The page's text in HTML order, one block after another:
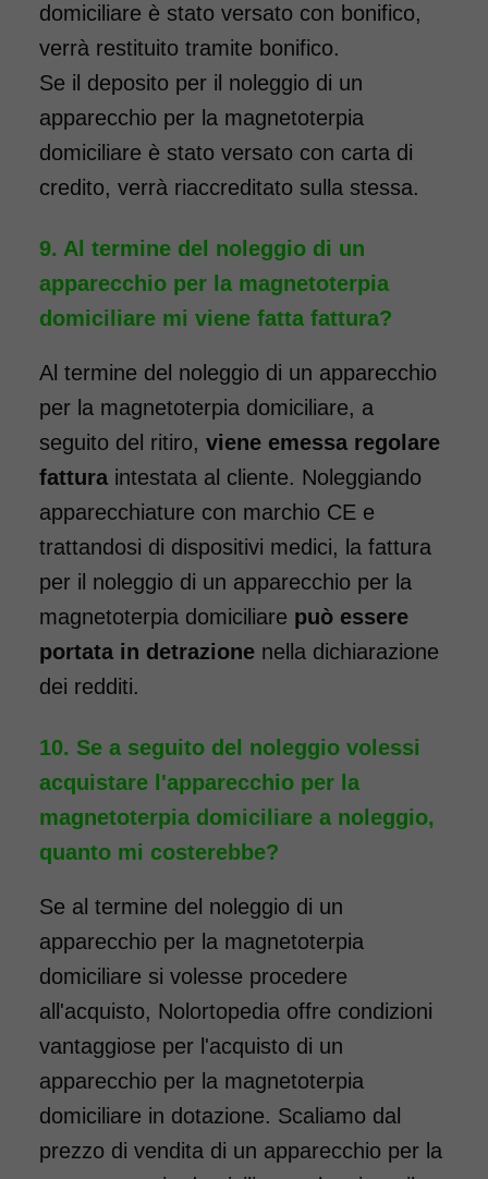
domiciliare è stato versato con bonifico,
verrà restituito tramite bonifico.
Se il deposito per il noleggio di un
apparecchio per la magnetoterpia
domiciliare è stato versato con carta di
credito, verrà riaccreditato sulla stessa.
Al termine del noleggio di un
apparecchio per la magnetoterpia
domiciliare mi viene fatta fattura?
Al termine del noleggio di un apparecchio
per la magnetoterpia domiciliare, a
seguito del ritiro, viene emessa regolare
fattura intestata al cliente. Noleggiando
apparecchiature con marchio CE e
trattandosi di dispositivi medici, la fattura
per il noleggio di un apparecchio per la
magnetoterpia domiciliare può essere
portata in detrazione nella dichiarazione
dei redditi.
Se a seguito del noleggio volessi
acquistare l'apparecchio per la
magnetoterpia domiciliare a noleggio,
quanto mi costerebbe?
Se al termine del noleggio di un
apparecchio per la magnetoterpia
domiciliare si volesse procedere
all'acquisto, Nolortopedia offre condizioni
vantaggiose per l'acquisto di un
apparecchio per la magnetoterpia
domiciliare in dotazione. Scaliamo dal
prezzo di vendita di un apparecchio per la